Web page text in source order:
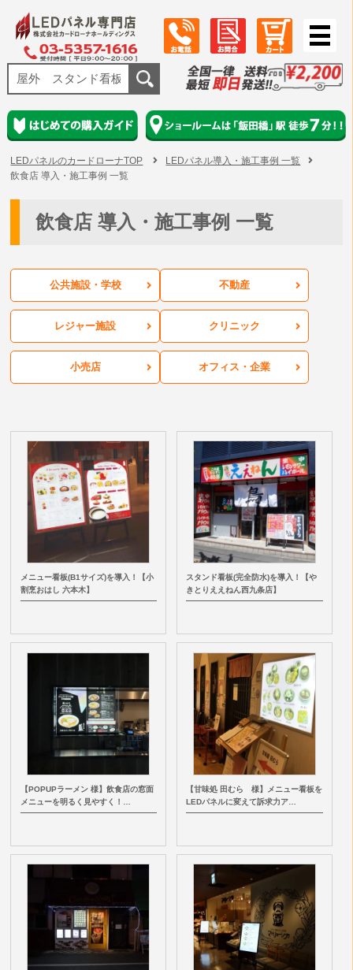
LEDパネルのカードローナTOP
LEDパネル導入・施工事例 一覧
飲食店 導入・施工事例 一覧
飲食店 導入・施工事例 一覧
公共施設・学校 不動産
レジャー施設 クリニック
小売店 オフィス・企業
メニュー看板(B1サイズ)を導入！【小
割烹おはし 六本木】
スタンド看板(完全防水)を導入！【や
きとりええねん西九条店】
【POPUPラーメン 様】飲食店の窓面
メニューを明るく見やすく！…
【甘味処 田むら 様】メニュー看板を
LEDパネルに変えて訴求力ア…